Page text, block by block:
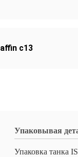
c13
Упаковывая
Упаковка танка